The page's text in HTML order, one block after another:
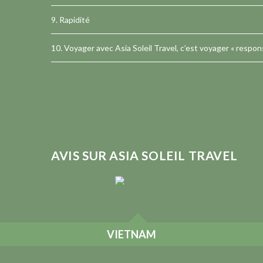
9. Rapidité
10. Voyager avec Asia Soleil Travel, c’est voyager «
AVIS SUR ASIA SOLEIL TRAVEL
VIETNAM